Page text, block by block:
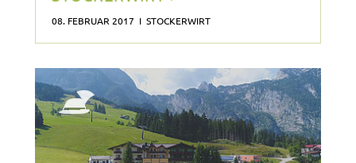
08. FEBRUAR 2017 I STOCKERWIRT